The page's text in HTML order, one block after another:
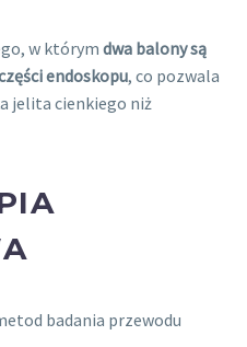
w którym dwa balony są
endoskopu, co pozwala
jelita cienkiego niż
badania przewodu